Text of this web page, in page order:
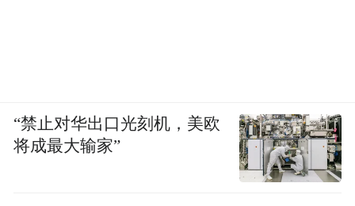
“禁止对华出口光刻机，美欧
将成最大输家”